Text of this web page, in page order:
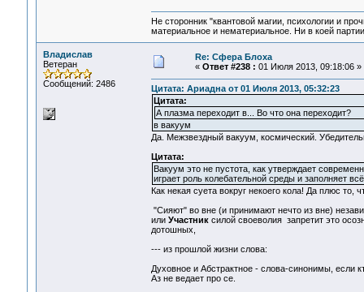
Не сторонник "квантовой магии, психологии и
материальное и нематериальное. Ни в коей
Владислав
Ветеран
Сообщений: 2486
Re: Сфера Блоха
« Ответ #238 : 01 Июля 2013, 09:18:06 »
Цитата: Ариадна от 01 Июля 2013, 05:32:23
Цитата:
А плазма переходит в... Во что она переходит?
в вакуум
Да. Межзвездный вакуум, космический.
Цитата:
Вакуум это не пустота, как утверждает
играет роль колебательной среды и заполняет
Как некая суета вокруг некоего кола! Да плюс
"Сияют" во вне (и принимают нечто из вне)
или Участник силой своеволия запретит это
дотошных,
--- из прошлой жизни слова:
Духовное и Абстрактное - слова-синонимы, если
Аз не ведает про се.